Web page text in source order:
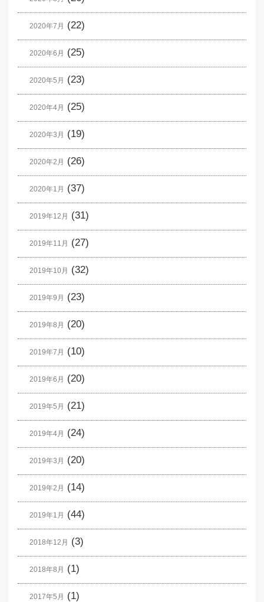
2020年7月 (22)
2020年6月 (25)
2020年5月 (23)
2020年4月 (25)
2020年3月 (19)
2020年2月 (26)
2020年1月 (37)
2019年12月 (31)
2019年11月 (27)
2019年10月 (32)
2019年9月 (23)
2019年8月 (20)
2019年7月 (10)
2019年6月 (20)
2019年5月 (21)
2019年4月 (24)
2019年3月 (20)
2019年2月 (14)
2019年1月 (44)
2018年12月 (3)
2018年8月 (1)
2017年5月 (1)